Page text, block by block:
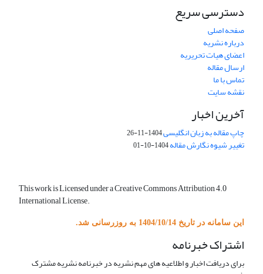
دسترسی سریع
صفحه اصلی
درباره نشریه
اعضای هیات تحریریه
ارسال مقاله
تماس با ما
نقشه سایت
آخرین اخبار
چاپ مقاله به زبان انگلیسی1404-11-26
تغییر شیوه نگارش مقاله1404-10-01
This work is Licensed under a Creative Commons Attribution 4.0
International License.
این سامانه در تاریخ 1404/10/14 به روزرسانی شد.
اشتراک خبرنامه
برای دریافت اخبار و اطلاعیه های مهم نشریه در خبرنامه نشریه مشترک